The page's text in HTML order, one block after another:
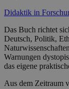
Didaktik in
Das Buch richtet
Deutsch, Politik,
Warnungen
das eigene
Aus dem Zeitraum